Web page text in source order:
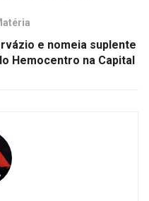
e nomeia suplente
Hemocentro na Capital